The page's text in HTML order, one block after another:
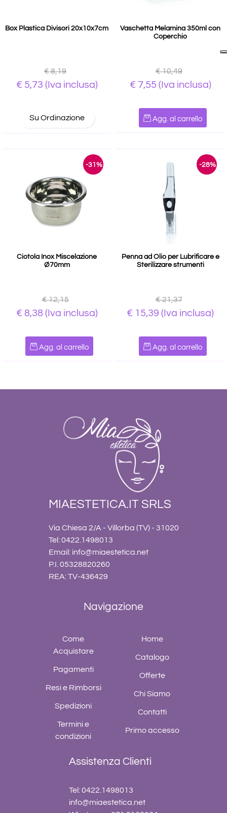
Box Plastica Divisori 20x10x7cm
€ 8,19
€ 5,73 (Iva inclusa)
Su Ordinazione
Vaschetta Melamina 350ml con
Coperchio
€ 10,49
€ 7,55 (Iva inclusa)
Agg. al carrello
-31%
Ciotola Inox Miscelazione
Ø70mm
€ 12,15
€ 8,38(Iva inclusa)
Agg. al carrello
-28%
Penna ad Olio per Lubrificare e
Sterilizzare strumenti
€ 21,37
€ 15,39 (Iva inclusa)
Agg. al carrello
MIAESTETICA.IT SRLS
Via Chiesa 2/A - Villorba (TV) - 31020
Tel: 0422.1498013
Email: info@miaestetica.net
P.I. 05328820260
REA: TV-436429
Navigazione
Come
Acquistare
Pagamenti
Resi e Rimborsi
Spedizioni
Termini e
condizioni
Home
Catalogo
Offerte
Chi Siamo
Contatti
Primo accesso
Assistenza Clienti
Tel: 0422.1498013
info@miaestetica.net